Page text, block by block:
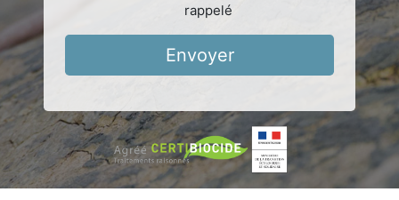
rappelé
Envoyer